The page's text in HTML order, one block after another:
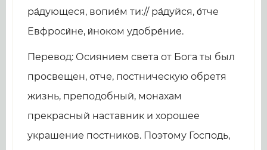
ра́дующеся, вопие́м ти:// ра́дуйся, о́тче
Евфроси́не, и́ноком удобре́ние.
Перевод: Осиянием света от Бога ты был
просвещен, отче, постническую обретя
жизнь, преподобный, монахам
прекрасный наставник и хорошее
украшение постников. Поэтому Господь,